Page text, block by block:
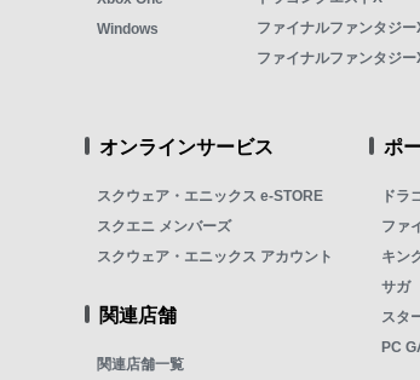
Windows
ファイナルファンタジー
ファイナルファンタジー
オンラインサービス
スクウェア・エニックス e-STORE
スクエニ メンバーズ
スクウェア・エニックス アカウント
関連店舗
関連店舗一覧
ポ
ドラ
ファ
キン
サガ
スタ
PC